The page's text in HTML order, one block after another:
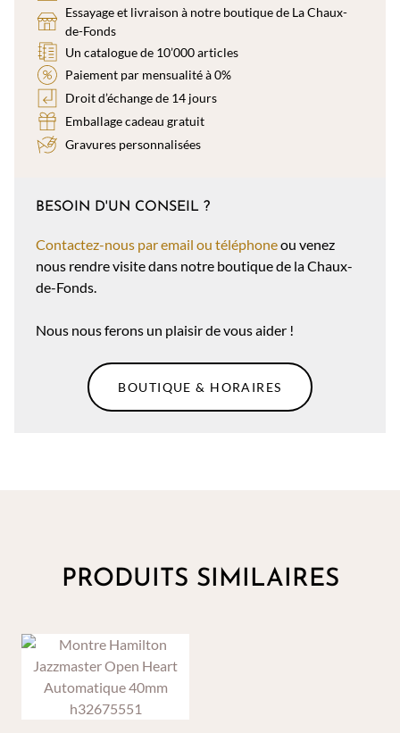
Essayage et livraison à notre boutique de La Chaux-
de-Fonds
Un catalogue de 10’000 articles
Paiement par mensualité à 0%
Droit d’échange de 14 jours
Emballage cadeau gratuit
Gravures personnalisées
BESOIN D'UN CONSEIL ?
Contactez-nous par email ou téléphoneou venez
nous rendre visite dans notre boutique de la Chaux-
de-Fonds.
Nous nous ferons un plaisir de vous aider !
BOUTIQUE & HORAIRES
PRODUITS SIMILAIRES